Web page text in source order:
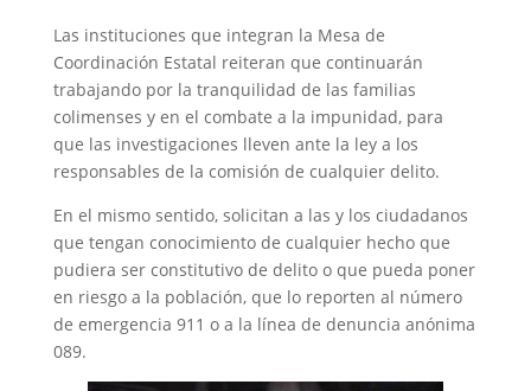
Las instituciones que integran la Mesa de
Coordinación Estatal reiteran que continuarán
trabajando por la tranquilidad de las familias
colimenses y en el combate a la impunidad, para
que las investigaciones lleven ante la ley a los
responsables de la comisión de cualquier delito.
En el mismo sentido, solicitan a las y los ciudadanos
que tengan conocimiento de cualquier hecho que
pudiera ser constitutivo de delito o que pueda poner
en riesgo a la población, que lo reporten al número
de emergencia 911 o a la línea de denuncia anónima
089.